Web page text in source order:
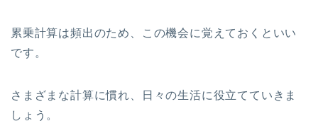
累乗計算は頻出のため、この機会に覚えておくといい
です。
さまざまな計算に慣れ、日々の生活に役立てていきま
しょう。